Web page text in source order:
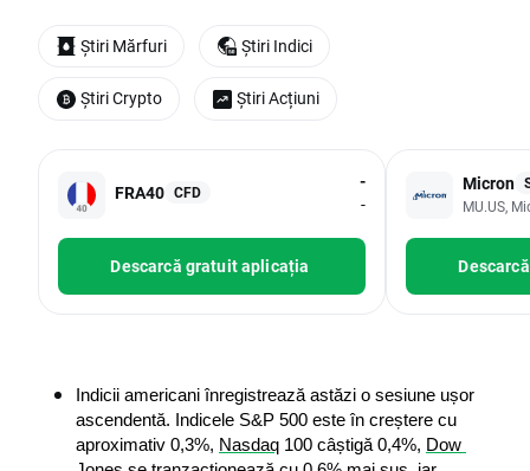
FRA40 CFD
-
-
Descarcă gratuit aplicația
Micron
MU.US,
Indicii americani înregistrează astăzi o sesiune ușor
ascendentă. Indicele S&P 500 este în creștere cu
aproximativ 0,3%, Nasdaq 100 câștigă 0,4%, Dow
Știri Mărfuri Știri Indici
Știri Crypto Știri Acțiuni